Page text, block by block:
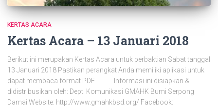
KERTAS ACARA
Kertas Acara – 13 Januari 2018
Berikut ini merupakan Kertas Acara untuk perbaktian Sabat tanggal
13 Januari 2018 Pastikan perangkat Anda memiliki aplikasi untuk
dapat membaca format PDF Informasi ini disiapkan &
didistribusikan oleh: Dept. Komunikasi GMAHK Bumi Serpong
Damai Website: http://www.gmahkbsd.org/ Facebook: